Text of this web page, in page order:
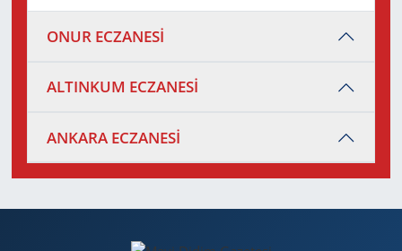
ONUR ECZANESİ
ALTINKUM ECZANESİ
ANKARA ECZANESİ